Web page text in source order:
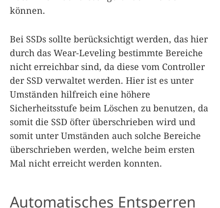
können.
Bei SSDs sollte berücksichtigt werden, das hier
durch das Wear-Leveling bestimmte Bereiche
nicht erreichbar sind, da diese vom Controller
der SSD verwaltet werden. Hier ist es unter
Umständen hilfreich eine höhere
Sicherheitsstufe beim Löschen zu benutzen, da
somit die SSD öfter überschrieben wird und
somit unter Umständen auch solche Bereiche
überschrieben werden, welche beim ersten
Mal nicht erreicht werden konnten.
Automatisches Entsperren